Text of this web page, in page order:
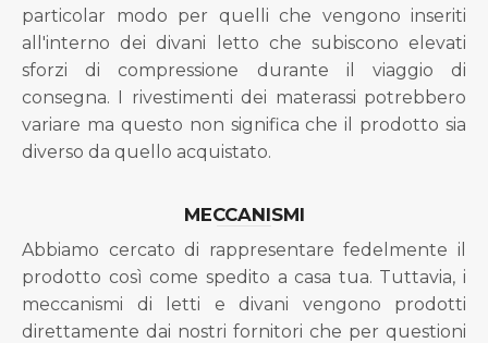
particolar modo per quelli che vengono inseriti
all'interno dei divani letto che subiscono elevati
sforzi di compressione durante il viaggio di
consegna. I rivestimenti dei materassi potrebbero
variare ma questo non significa che il prodotto sia
diverso da quello acquistato.
MECCANISMI
Abbiamo cercato di rappresentare fedelmente il
prodotto così come spedito a casa tua. Tuttavia, i
meccanismi di letti e divani vengono prodotti
direttamente dai nostri fornitori che per questioni